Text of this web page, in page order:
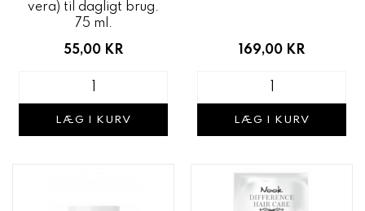
vera) til dagligt brug.
75 ml.
55,00 KR
LÆG I KURV
169,00 KR
LÆG I KURV